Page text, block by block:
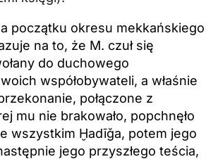
początku okresu mekkańskiego
na to, że M. czuł się
do duchowego
współobywateli, a właśnie
połączone z
mu nie brakowało, popchnęło
wszystkim Ḫadīǧa, potem jego
jego przyszłego teścia,